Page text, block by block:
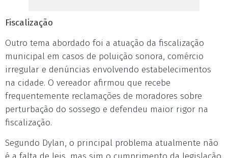
Fiscalização
Outro tema abordado foi a atuação da fiscalização
municipal em casos de poluição sonora, comércio
irregular e denúncias envolvendo estabelecimentos
na cidade. O vereador afirmou que recebe
frequentemente reclamações de moradores sobre
perturbação do sossego e defendeu maior rigor na
fiscalização.
Segundo Dylan, o principal problema atualmente não